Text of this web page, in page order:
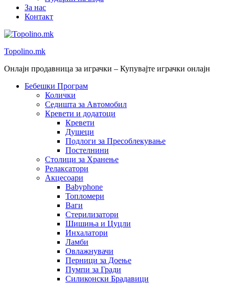
За нас
Контакт
Topolino.mk
Онлајн продавница за играчки – Купувајте играчки онлајн
Бебешки Програм
Колички
Седишта за Автомобил
Кревети и додатоци
Кревети
Душеци
Подлоги за Пресоблекување
Постелнини
Столици за Хранење
Релаксатори
Акцесоари
Babyphone
Топломери
Ваги
Стерилизатори
Шишиња и Цуцли
Инхалатори
Ламби
Овлажнувачи
Перници за Доење
Пумпи за Гради
Силиконски Брадавици